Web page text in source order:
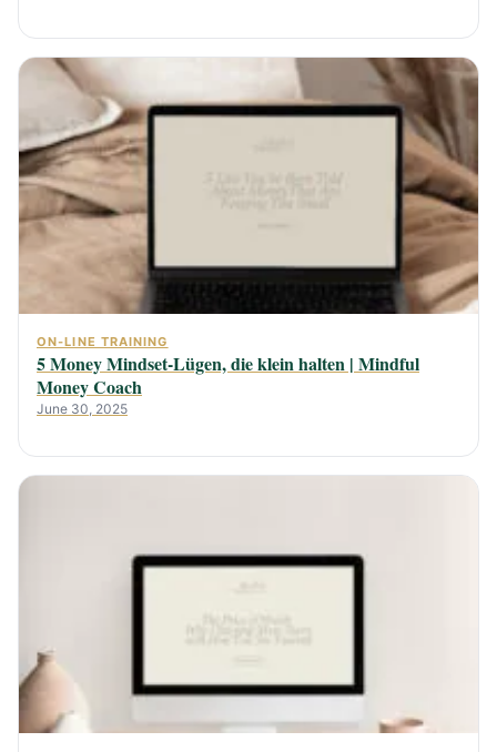
ON-LINE TRAINING
5 Money Mindset-Lügen, die klein halten | Mindful
Money Coach
June 30, 2025